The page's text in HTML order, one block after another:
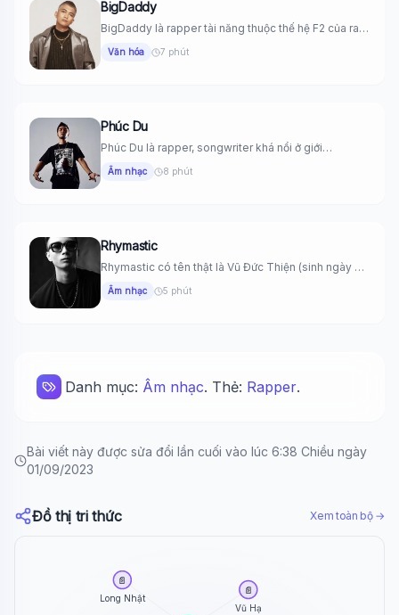
BigDaddy
BigDaddy là rapper tài năng thuộc thế hệ F2 của rap
Văn hóa 7 phút
Phúc Du
Phúc Du là rapper, songwriter khá nổi ở giới
underground, tài năng...
Âm nhạc 8 phút
Rhymastic
Rhymastic có tên thật là Vũ Đức Thiện (sinh ngày 8
tháng...
Âm nhạc 5 phút
Danh mục: Âm nhạc. Thẻ: Rapper.
Bài viết này được sửa đổi lần cuối vào lúc 6:38 Chiều ngày
01/09/2023
Đồ thị tri thức Xem toàn bộ →
Vũ Hạ
📄
Long Nhật
📄